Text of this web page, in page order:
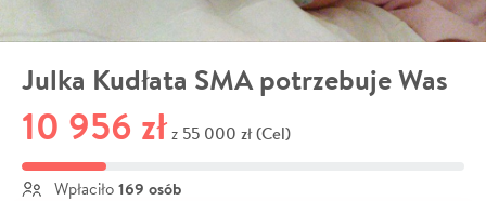
Julka Kudłata SMA potrzebuje Was
10 956 zł z 55 000 zł (Cel)
Wpłaciło 169 osób